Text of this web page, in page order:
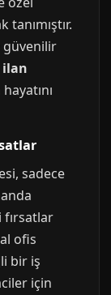
güvenilir
sadece
ofis
bir iş
için